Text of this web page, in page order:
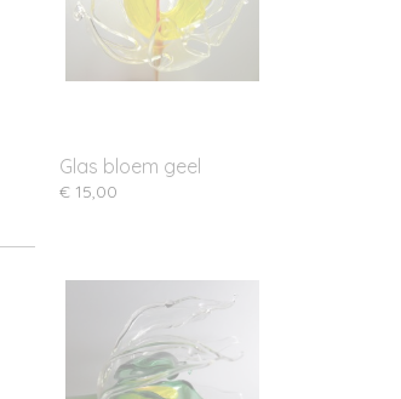
Glas bloem geel
€ 15,00